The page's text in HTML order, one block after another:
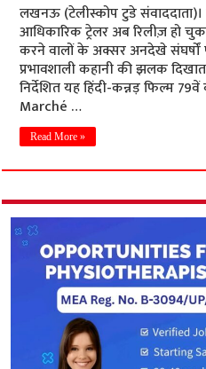
लखनऊ (टेलीस्कोप टुडे
आधिकारिक ट्रेलर अब रिलीज़ हो
करने वालों के अक्सर अनदेखे
प्रभावशाली कहानी की झलक दिखाता
निर्देशित यह हिंदी-कन्नड़ फिल्म
Marché …
Read More »